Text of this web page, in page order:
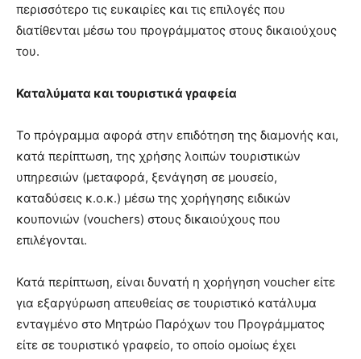
περισσότερο τις ευκαιρίες και τις επιλογές που
διατίθενται μέσω του προγράμματος στους δικαιούχους
του.
Καταλύματα και τουριστικά γραφεία
Το πρόγραμμα αφορά στην επιδότηση της διαμονής και,
κατά περίπτωση, της χρήσης λοιπών τουριστικών
υπηρεσιών (μεταφορά, ξενάγηση σε μουσείο,
καταδύσεις κ.ο.κ.) μέσω της χορήγησης ειδικών
κουπονιών (vouchers) στους δικαιούχους που
επιλέγονται.
Κατά περίπτωση, είναι δυνατή η χορήγηση voucher είτε
για εξαργύρωση απευθείας σε τουριστικό κατάλυμα
ενταγμένο στο Μητρώο Παρόχων του Προγράμματος
είτε σε τουριστικό γραφείο, το οποίο ομοίως έχει